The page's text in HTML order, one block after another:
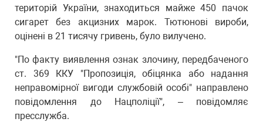
територій України, знаходиться майже 450 пачок
сигарет без акцизних марок. Тютюнові вироби,
оцінені в 21 тисячу гривень, було вилучено.
"По факту виявлення ознак злочину, передбаченого
ст. 369 ККУ "Пропозиція, обіцянка або надання
неправомірної вигоди службовій особі" направлено
повідомлення до Нацполіції", – повідомляє
пресслужба.